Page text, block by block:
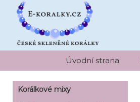
Úvodní strana
Korálkové mixy